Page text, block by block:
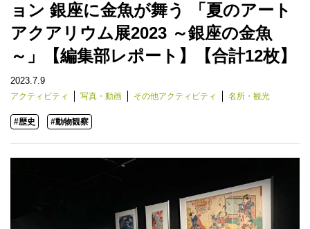
ョン 銀座に金魚が舞う 「夏のアート
アクアリウム展2023 ～銀座の金魚
～」【編集部レポート】【合計12枚】
2023.7.9
アクティビティ 写真・動画 その他アクティビティ 名所・観光
#歴史 #動物観察